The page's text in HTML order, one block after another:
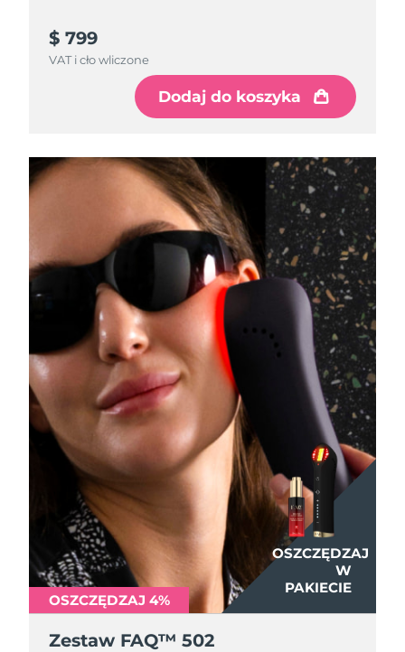
$ 799
VAT i cło wliczone
Dodaj do koszyka
OSZCZĘDZAJ
W
PAKIECIE
OSZCZĘDZAJ 4%
Zestaw FAQ™ 502